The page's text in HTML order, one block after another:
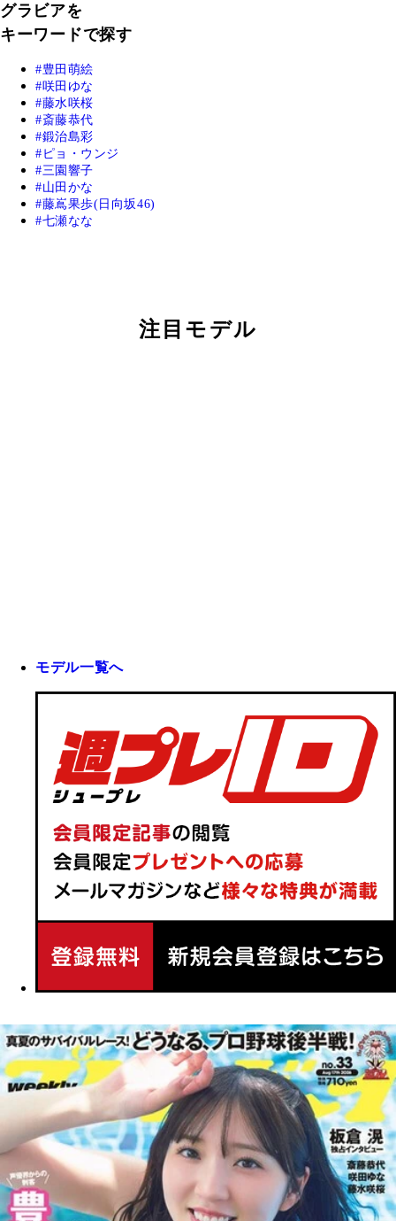
グラビアを
キーワードで探す
豊田萌絵
咲田ゆな
藤水咲桜
斎藤恭代
鍛治島彩
ピョ・ウンジ
三園響子
山田かな
藤嶌果歩(日向坂46)
七瀬なな
注目モデル
モデル一覧へ